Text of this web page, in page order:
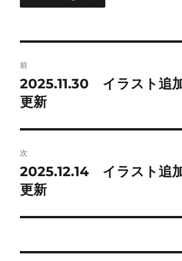
稿
ナ
ビ
ゲ
ー
シ
ン
前
前
の
稿:
2025.11.30 イラスト追
更新
次
次
の
稿:
2025.12.14 イラスト追
更新